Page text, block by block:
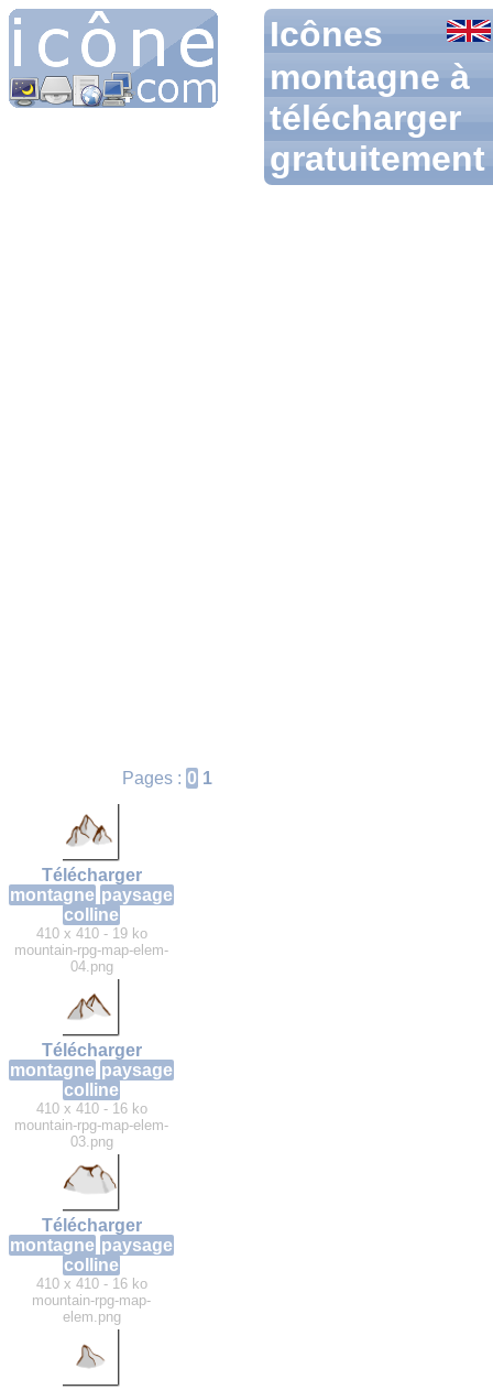
Icônes
montagne à
télécharger
gratuitement
Pages : 0 1
Télécharger
montagne paysage
colline
410 x 410 - 19 ko
mountain-rpg-map-elem-
04.png
Télécharger
montagne paysage
colline
410 x 410 - 16 ko
mountain-rpg-map-elem-
03.png
Télécharger
montagne paysage
colline
410 x 410 - 16 ko
mountain-rpg-map-
elem.png